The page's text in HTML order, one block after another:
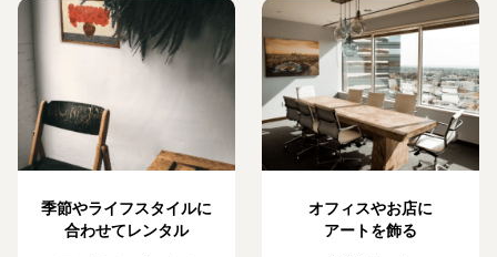
季節やライフスタイルに
合わせてレンタル
オフィスやお店に
アートを飾る